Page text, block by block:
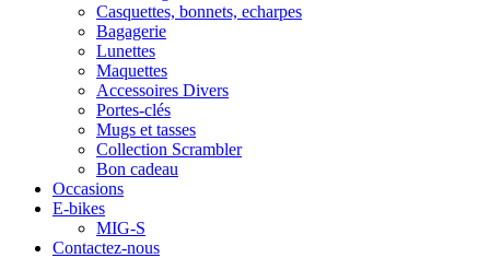
Casquettes, bonnets, echarpes
Bagagerie
Lunettes
Maquettes
Accessoires Divers
Portes-clés
Mugs et tasses
Collection Scrambler
Bon cadeau
Occasions
E-bikes
MIG-S
Contactez-nous